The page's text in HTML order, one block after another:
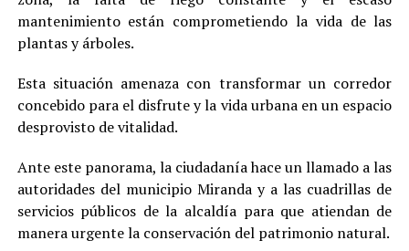
mantenimiento están comprometiendo la vida de las
plantas y árboles.
Esta situación amenaza con transformar un corredor
concebido para el disfrute y la vida urbana en un espacio
desprovisto de vitalidad.
Ante este panorama, la ciudadanía hace un llamado a las
autoridades del municipio Miranda y a las cuadrillas de
servicios públicos de la alcaldía para que atiendan de
manera urgente la conservación del patrimonio natural.